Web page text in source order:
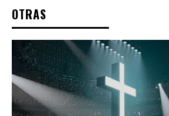
OTRAS